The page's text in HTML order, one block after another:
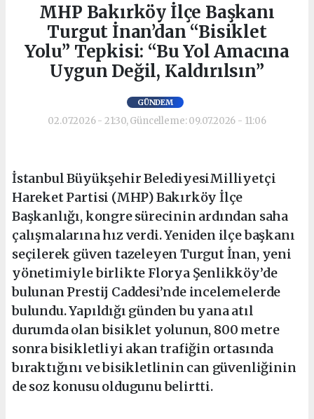
MHP Bakırköy İlçe Başkanı
Turgut İnan’dan “Bisiklet
Yolu” Tepkisi: “Bu Yol Amacına
Uygun Değil, Kaldırılsın”
GÜNDEM
02.07.2026 - 21:30, Güncelleme: 09.07.2026 - 11:06
İstanbul Büyükşehir BelediyesiMilliyetçi
Hareket Partisi (MHP) Bakırköy İlçe
Başkanlığı, kongre sürecinin ardından saha
çalışmalarına hız verdi. Yeniden ilçe başkanı
seçilerek güven tazeleyen Turgut İnan, yeni
yönetimiyle birlikte Florya Şenlikköy’de
bulunan Prestij Caddesi’nde incelemelerde
bulundu. Yapıldığı günden bu yana atıl
durumda olan bisiklet yolunun, 800 metre
sonra bisikletliyi akan trafiğin ortasında
bıraktığını ve bisikletlinin can güvenliğinin
de soz konusu oldugunu belirtti.